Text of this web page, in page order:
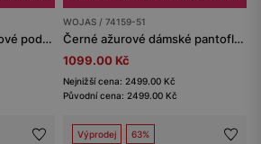
Hnědé sandály na korkové podrážce
WOJAS / 74159-51
Černé ažurové dámské pantofle z lícové kůže se zlatými přezkami
1099.00 Kč
Nejnižší cena: 2499.00 Kč
Původní cena: 2499.00 Kč
Výprodej 63%